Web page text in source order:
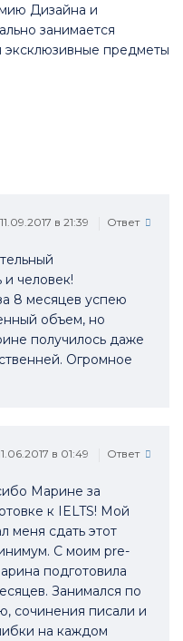
Дизайна и
занимается
эксклюзивные предметы
11.09.2017 в 21:39 Ответ
и человек!
8 месяцев успею
объем, но
получилось даже
Огромное
в 01:49 Ответ
Марине за
к IELTS! Мой
меня сдать этот
С моим pre-
подготовила
Занимался по
сочинения писали и
на каждом